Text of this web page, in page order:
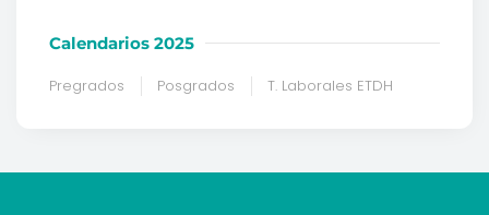
Calendarios 2025
Pregrados Posgrados T. Laborales ETDH